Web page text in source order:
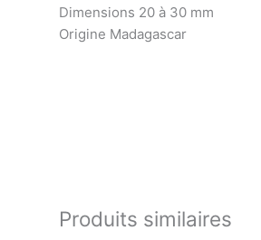
Dimensions 20 à 30 mm
Origine Madagascar
Produits similaires
EN RUPTURE DE STOCK